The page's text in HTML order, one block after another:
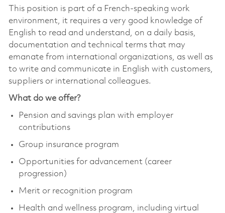
This position is part of a French-speaking work
environment, it requires a very good knowledge of
English to read and understand, on a daily basis,
documentation and technical terms that may
emanate from international organizations, as well as
to write and communicate in English with customers,
suppliers or international colleagues.
What do we offer?
Pension and savings plan with employer
contributions
Group insurance program
Opportunities for advancement (career
progression)
Merit or recognition program
Health and wellness program, including virtual